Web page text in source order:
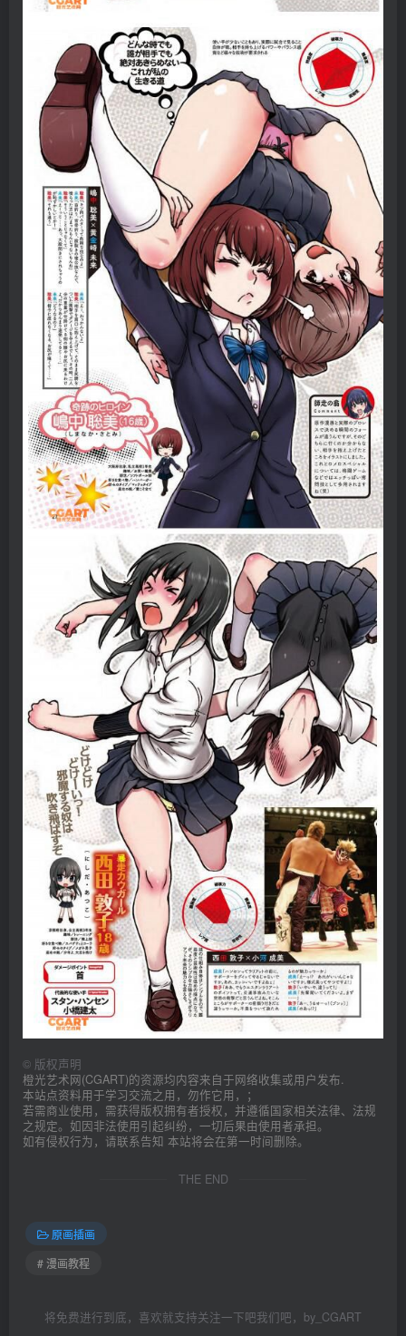
© 版权声明
橙光艺术网(CGART)的资源均内容来自于网络收集或用户发布.
本站点资料用于学习交流之用，勿作它用，；
若需商业使用，需获得版权拥有者授权，并遵循国家相关法律、法规
之规定。如因非法使用引起纠纷，一切后果由使用者承担。
如有侵权行为，请联系告知 本站将会在第一时间删除。
THE END
原画插画
# 漫画教程
将免费进行到底，喜欢就支持关注一下吧我们吧，by_CGART